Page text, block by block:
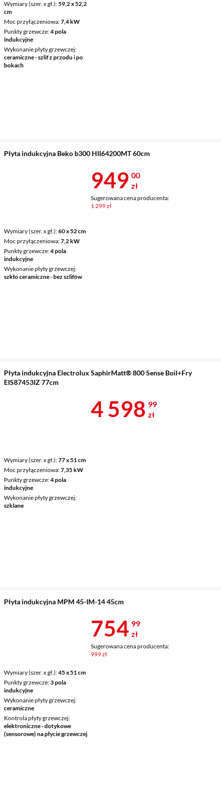
Wymiary (szer. x gł.) 59,2 x 52,2
cm
Moc przyłączeniowa 7,4 kW
Punkty grzewcze 4 pola
indukcyjne
Wykonanie płyty grzewczej
ceramiczne - szlif z przodu i po
bokach
Płyta indukcyjna Beko b300 HII64200MT 60cm
Wymiary (szer. x gł.) 60 x 52 cm
Moc przyłączeniowa 7,2 kW
Punkty grzewcze 4 pola
indukcyjne
Wykonanie płyty grzewczej
szkło ceramiczne - bez szlifów
Cena 949 zł
949 00
zł
Sugerowana cena producenta:
1 299 zł
Płyta indukcyjna Electrolux SaphirMatt® 800 Sense Boil+Fry
EIS87453IZ 77cm
Wymiary (szer. x gł.) 77 x 51 cm
Moc przyłączeniowa 7,35 kW
Punkty grzewcze 4 pola
indukcyjne
Wykonanie płyty grzewczej
szklane
Cena 4
4 598 99
zł
Płyta indukcyjna MPM 45-IM-14 45cm
Wymiary (szer. x gł.) 45 x 51 cm
Punkty grzewcze 3 pola
indukcyjne
Wykonanie płyty grzewczej
ceramiczne
Kontrola płyty grzewczej
elektroniczne - dotykowe
(sensorowe) na płycie grzewczej
Cena 754,99
754 99
zł
Sugerowana cena producenta:
999 zł